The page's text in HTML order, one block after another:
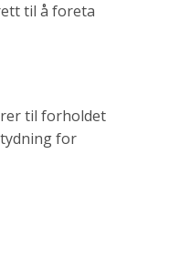
til å foreta
til forholdet
for